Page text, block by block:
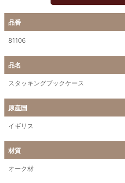
品番
81106
品名
スタッキングブックケース
原産国
イギリス
材質
オーク材